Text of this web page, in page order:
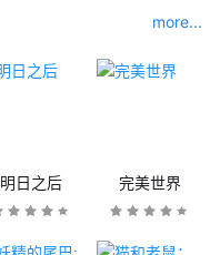
more...
明日之后 完美世界